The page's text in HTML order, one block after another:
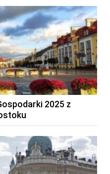
2025 z